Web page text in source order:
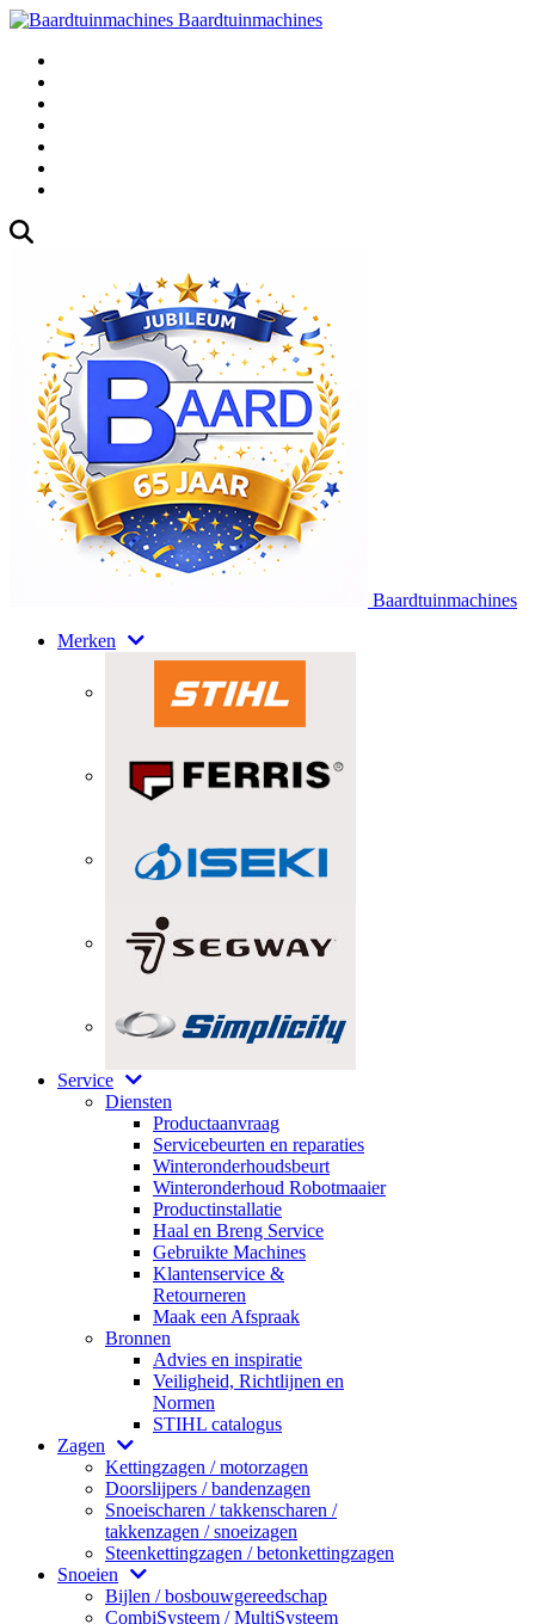
Baardtuinmachines
Baardtuinmachines
Merken
Service
Diensten
Productaanvraag
Servicebeurten en reparaties
Winteronderhoudsbeurt
Winteronderhoud Robotmaaier
Productinstallatie
Haal en Breng Service
Gebruikte Machines
Klantenservice &
Retourneren
Maak een Afspraak
Bronnen
Advies en inspiratie
Veiligheid, Richtlijnen en
Normen
STIHL catalogus
Zagen
Kettingzagen / motorzagen
Doorslijpers / bandenzagen
Snoeischaren / takkenscharen /
takkenzagen / snoeizagen
Steenkettingzagen / betonkettingzagen
Snoeien
Bijlen / bosbouwgereedschap
CombiSysteem / MultiSysteem